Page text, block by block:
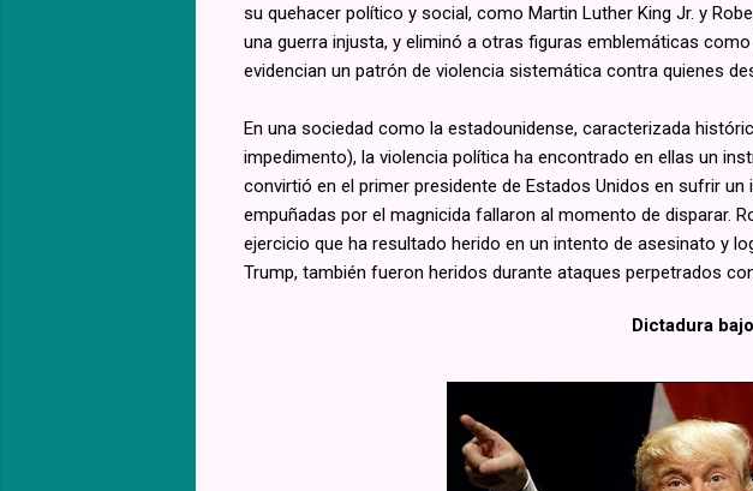
su quehacer político y social, como Martin Luther King Jr. y
una guerra injusta, y eliminó a otras figuras emblemáticas
evidencian un patrón de violencia sistemática contra quienes
En una sociedad como la estadounidense, caracterizada
impedimento), la violencia política ha encontrado en ellas un
convirtió en el primer presidente de Estados Unidos en sufrir
empuñadas por el magnicida fallaron al momento de disparar.
ejercicio que ha resultado herido en un intento de asesinato y
Trump, también fueron heridos durante ataques perpetrados
Dictadura